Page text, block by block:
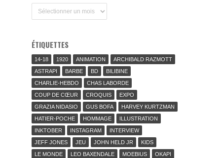
ÉTIQUETTES
14-18 1920 ANIMATION
ARCHIBALD RAZMOTT
ASTRAPI
BARBE BD
BILIBINE
CHARLIE-HEBDO
CHAS LABORDE
COUP DE CŒUR
CROQUIS
EXPO
GRAZIA NIDASIO
GUS BOFA
HARVEY KURTZMAN
HATIER-POCHE
HOMMAGE
ILLUSTRATION
INKTOBER
INSTAGRAM
INTERVIEW
JEFF JONES
JEU JOHN HELD JR
KIDS
LE MONDE
LEO BAXENDALE MOEBIUS
OKAPI